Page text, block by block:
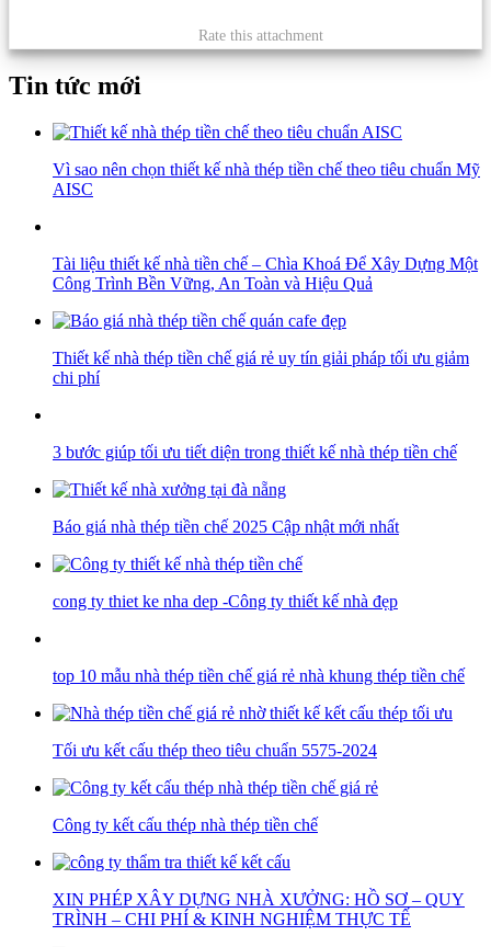
Rate this attachment
Tin tức mới
Vì sao nên chọn thiết kế nhà thép tiền chế theo tiêu chuẩn Mỹ
AISC
Tài liệu thiết kế nhà tiền chế – Chìa Khoá Để Xây Dựng Một
Công Trình Bền Vững, An Toàn và Hiệu Quả
Thiết kế nhà thép tiền chế giá rẻ uy tín giải pháp tối ưu giảm
chi phí
3 bước giúp tối ưu tiết diện trong thiết kế nhà thép tiền chế
Báo giá nhà thép tiền chế 2025 Cập nhật mới nhất
cong ty thiet ke nha dep -Công ty thiết kế nhà đẹp
top 10 mẫu nhà thép tiền chế giá rẻ nhà khung thép tiền chế
Tối ưu kết cấu thép theo tiêu chuẩn 5575-2024
Công ty kết cấu thép nhà thép tiền chế
XIN PHÉP XÂY DỰNG NHÀ XƯỞNG: HỒ SƠ – QUY
TRÌNH – CHI PHÍ & KINH NGHIỆM THỰC TẾ